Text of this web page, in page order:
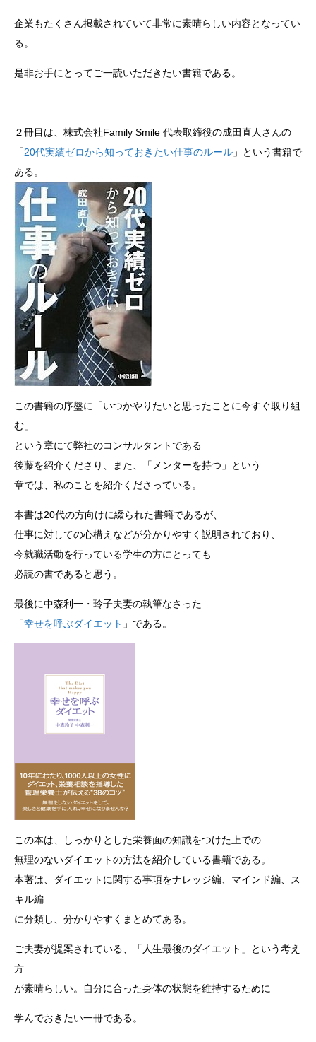
企業もたくさん掲載されていて非常に素晴らしい内容となってい
る。
是非お手にとってご一読いただきたい書籍である。
２冊目は、株式会社Family Smile 代表取締役の成田直人さんの
「20代実績ゼロから知っておきたい仕事のルール 」という書籍で
ある。
この書籍の序盤に「いつかやりたいと思ったことに今すぐ取り組
む」
という章にて弊社のコンサルタントである
後藤を紹介くださり、また、「メンターを持つ」という
章では、私のことを紹介くださっている。
本書は20代の方向けに綴られた書籍であるが、
仕事に対しての心構えなどが分かりやすく説明されており、
今就職活動を行っている学生の方にとっても
必読の書であると思う。
最後に中森利一・玲子夫妻の執筆なさった
「幸せを呼ぶダイエット 」である。
この本は、しっかりとした栄養面の知識をつけた上での
無理のないダイエットの方法を紹介している書籍である。
本著は、ダイエットに関する事項をナレッジ編、マインド編、ス
キル編
に分類し、分かりやすくまとめてある。
ご夫妻が提案されている、「人生最後のダイエット」という考え
方
が素晴らしい。自分に合った身体の状態を維持するために
学んでおきたい一冊である。